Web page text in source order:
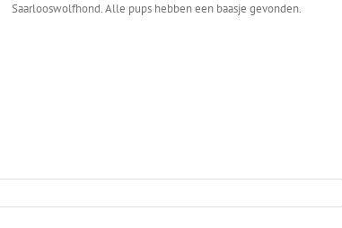
Saarlooswolfhond. Alle pups hebben een baasje gevonden.